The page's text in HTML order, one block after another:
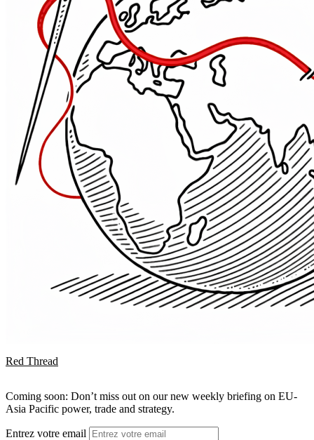
Red Thread
Coming soon: Don’t miss out on our new weekly briefing on EU-
Asia Pacific power, trade and strategy.
Entrez votre email